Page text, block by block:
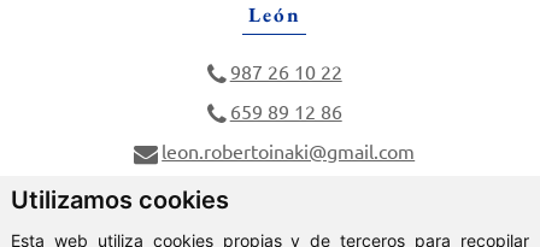
Utilizamos cookies
Esta web utiliza cookies propias y de terceros para recopilar
León
987 26 10 22
659 89 12 86
leon.robertoinaki@gmail.com
Calle Dos Hermanas Nº6, 24005 León (León)